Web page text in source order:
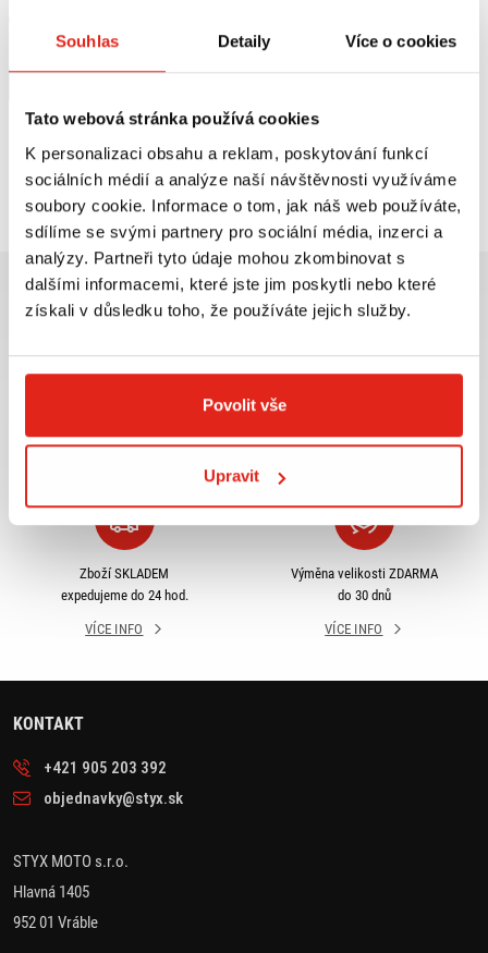
Souhlas Detaily Více o cookies
Tato webová stránka používá cookies
K personalizaci obsahu a reklam, poskytování funkcí
sociálních médií a analýze naší návštěvnosti využíváme
soubory cookie. Informace o tom, jak náš web používáte,
sdílíme se svými partnery pro sociální média, inzerci a
analýzy. Partneři tyto údaje mohou zkombinovat s
dalšími informacemi, které jste jim poskytli nebo které
získali v důsledku toho, že používáte jejich služby.
Povolit vše
Upravit
V 5 prodejnách
V 2 prodejnách
Prohlédli jste si2z 2produktů
Největší výběr moto
Doprava ZDARMA pro
Zboží SKLADEM
expedujeme do 24 hod.
VÍCE INFO
Výměna velikosti ZDARMA
do 30 dnů
VÍCE INFO
KONTAKT
+421 905 203 392
objednavky@styx.sk
STYX MOTO s.r.o.
Hlavná 1405
952 01 Vráble